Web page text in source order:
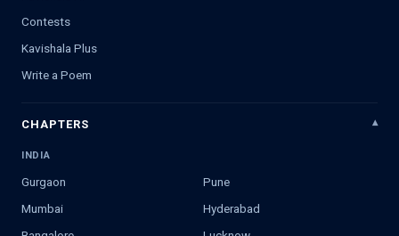
Contests
Kavishala Plus
Write a Poem
CHAPTERS
INDIA
Gurgaon
Pune
Mumbai
Hyderabad